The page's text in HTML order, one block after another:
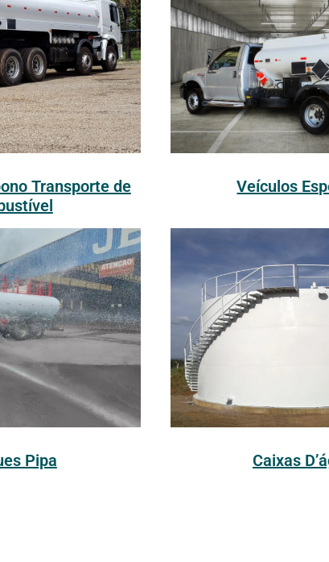
Transporte de
Veículos
Pipa Caixas